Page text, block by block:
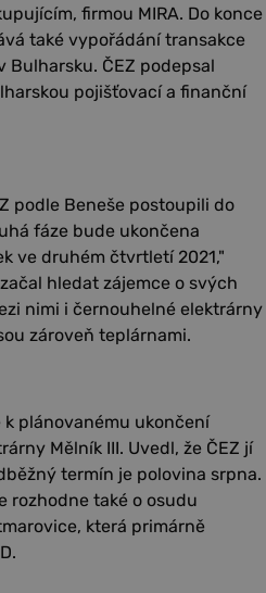
firmou MIRA. Do konce
také vypořádání transakce
Bulharsku. ČEZ podepsal
pojišťovací a finanční
podle Beneše postoupili do
fáze bude ukončena
ve druhém čtvrtletí 2021,"
hledat zájemce o svých
nimi i černouhelné elektrárny
zároveň teplárnami.
plánovanému ukončení
Mělník III. Uvedl, že ČEZ jí
termín je polovina srpna.
rozhodne také o osudu
která primárně